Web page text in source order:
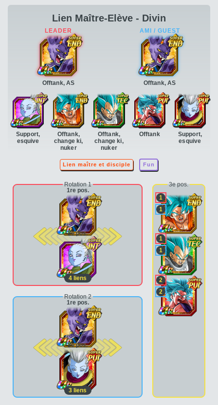
Lien Maître-Elève - Divin
Offtank, AS
Support,
esquive
Offtank,
change ki,
nuker
Offtank,
change ki,
nuker
Offtank
Support,
esquive
Offtank, AS
Lien maître et disciple Fun
Rotation 1
1re pos.
2e pos.
4 liens
Rotation 2
1re pos.
2e pos.
3 liens
3e pos.
1
1
1
1
2
2